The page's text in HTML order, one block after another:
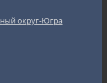
округ-Югра